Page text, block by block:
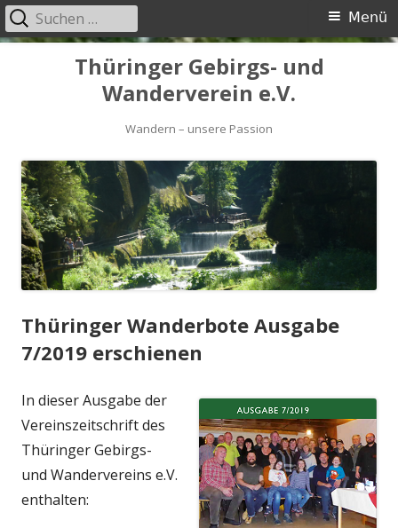
Thüringer Gebirgs- und
Wanderverein e.V.
Wandern – unsere Passion
Primäres
Menü
Suchen
nach:
Thüringer Wanderbote Ausgabe
7/2019 erschienen
In dieser Ausgabe der
Vereinszeitschrift des
Thüringer Gebirgs-
und Wandervereins e.V.
enthalten: